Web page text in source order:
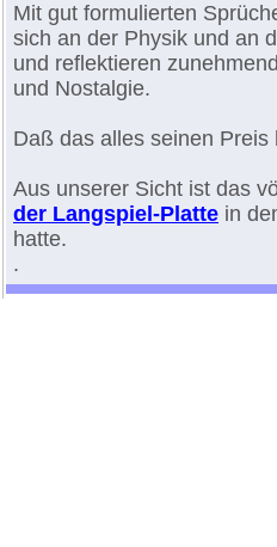
Mit gut formulierten
sich an der Physik und an
und reflektieren
und Nostalgie.
Daß das alles seinen
Aus unserer Sicht ist das
der Langspiel-Platte in
hatte.
.